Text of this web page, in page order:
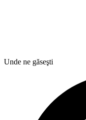
Unde ne găseşti